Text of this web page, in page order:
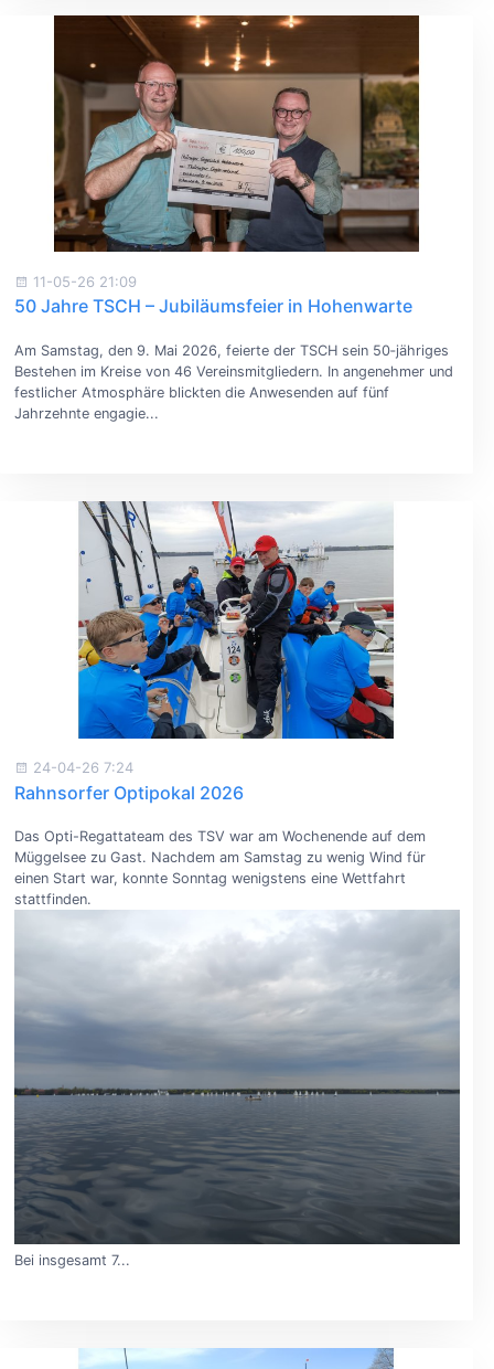
11-05-26 21:09
50 Jahre TSCH – Jubiläumsfeier in Hohenwarte
Am Samstag, den 9. Mai 2026, feierte der TSCH sein 50‑jähriges
Bestehen im Kreise von 46 Vereinsmitgliedern. In angenehmer und
festlicher Atmosphäre blickten die Anwesenden auf fünf
Jahrzehnte engagie...
24-04-26 7:24
Rahnsorfer Optipokal 2026
Das Opti-Regattateam des TSV war am Wochenende auf dem
Müggelsee zu Gast. Nachdem am Samstag zu wenig Wind für
einen Start war, konnte Sonntag wenigstens eine Wettfahrt
stattfinden.
Bei insgesamt 7...